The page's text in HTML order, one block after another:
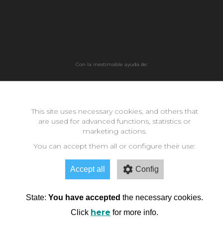
This site uses necessary cookies, and others that
are used for advanced functions, statistics or
marketing actions.
You can accept them all or configure their use:
Accept all Config
State: You have accepted the necessary cookies.
Click here for more info.
Con la inestimable ayuda de:
Andalucía